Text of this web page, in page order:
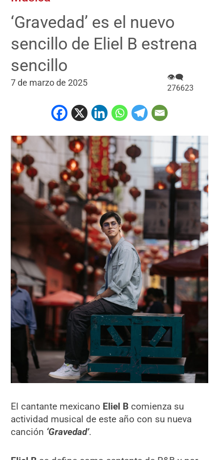
‘Gravedad’ es el nuevo
sencillo de Eliel B estrena
sencillo
7 de marzo de 2025
👁‍🗨
276623
El cantante mexicano Eliel B comienza su
actividad musical de este año con su nueva
canción ‘Gravedad’.